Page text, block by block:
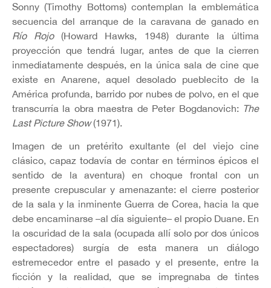
Sonny (Timothy Bottoms) contemplan la emblemática
secuencia del arranque de la caravana de ganado en
Río Rojo(Howard Hawks, 1948) durante la última
proyección que tendrá lugar, antes de que la cierren
inmediatamente después, en la única sala de cine que
existe en Anarene, aquel desolado pueblecito de la
América profunda, barrido por nubes de polvo, en el que
transcurría la obra maestra de Peter Bogdanovich: The
Last Picture Show(1971).
Imagen de un pretérito exultante (el del viejo cine
clásico, capaz todavía de contar en términos épicos el
sentido de la aventura) en choque frontal con un
presente crepuscular y amenazante: el cierre posterior
de la sala y la inminente Guerra de Corea, hacia la que
debe encaminarse –al día siguiente– el propio Duane. En
la oscuridad de la sala (ocupada allí solo por dos únicos
espectadores) surgía de esta manera un diálogo
estremecedor entre el pasado y el presente, entre la
ficción y la realidad, que se impregnaba de tintes